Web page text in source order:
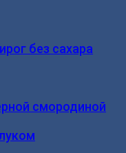
без сахара
смородиной